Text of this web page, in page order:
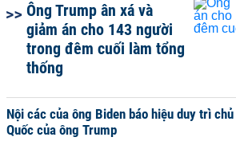
Ông Trump ân xá và
giảm án cho 143 người
trong đêm cuối làm tổng
thống
Nội các của ông Biden báo hiệu duy trì
Quốc của ông Trump